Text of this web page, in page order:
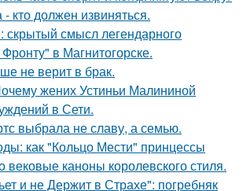
- кто должен извиняться.
скрытый смысл легендарного
в Магнитогорске.
не верит в брак.
жених Устиньи Малининой
в Сети.
выбрала не славу, а семью.
как "Кольцо Мести" принцессы
каноны королевского стиля.
и не Держит в Страхе": погребняк